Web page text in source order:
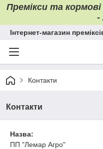
Премікси та
-
Інтернет-магазин
Контакти
Контакти
Назва:
ПП "Лемар Агро"